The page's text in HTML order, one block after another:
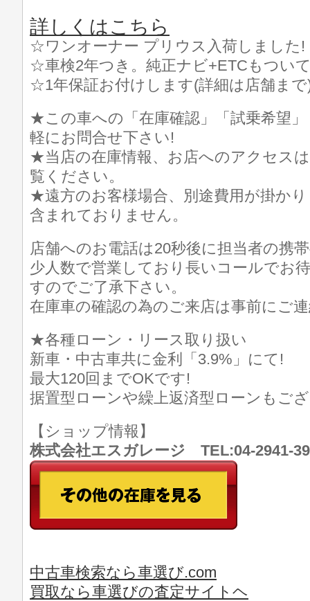
詳しくはこちら
☆ワンオーナー プリウス入荷しました!
☆車検2年つき。純正ナビ+ETCもつい
☆1年保証お付けします(詳細は店舗まで
★この車への「在庫確認」「試乗希望
軽にお問合せ下さい!
★当店の在庫情報、お店へのアクセス
覧ください。
★遠方のお客様場合、別途費用が掛か
含まれておりません。
店舗へのお電話は20秒後に担当者の携
少人数で営業しており長いコールでお
すのでご了承下さい。
在庫車の確認の為のご来店は事前にご
★各種ローン・リース取り扱い
新車・中古車共に金利「3.9%」にて!
最大120回までOKです!
据置型ローンや繰上返済型ローンもご
【ショップ情報】
株式会社エスガレージ TEL:04-2941-
中古車検索なら車選び.com
買取なら車選びの査定サイトヘ